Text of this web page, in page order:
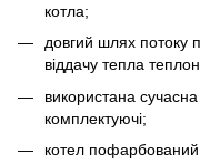
котла;
довгий шлях потоку
віддачу тепла
використана сучасна
комплектуючі;
котел